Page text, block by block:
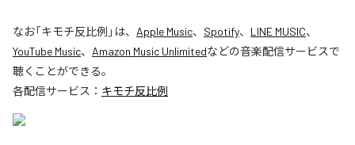
なお「キモチ反比例 」は、 Apple Music、 Spotify、 LINE MUSIC、
YouTube Music、 Amazon Music Unlimitedなどの音楽配信サービスで
聴くことができる。
各配信サービス： キモチ反比例